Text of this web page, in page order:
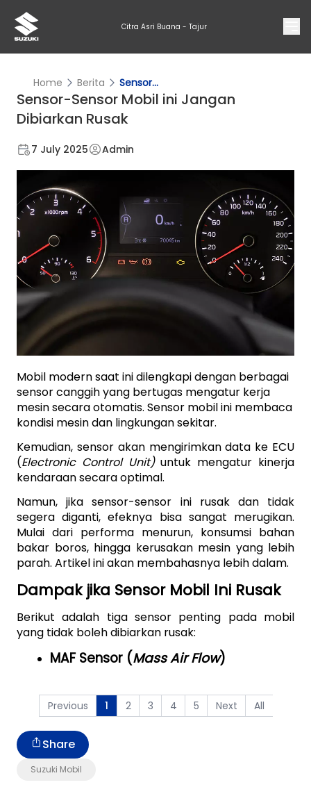
Citra Asri Buana - Tajur
Home Berita Sensor...
Sensor-Sensor Mobil ini Jangan
Dibiarkan Rusak
7 July 2025 Admin
Mobil modern saat ini dilengkapi dengan berbagai
sensor canggih yang bertugas mengatur kerja
mesin secara otomatis. Sensor mobil ini membaca
kondisi mesin dan lingkungan sekitar.
Kemudian, sensor akan mengirimkan data ke ECU
(Electronic Control Unit) untuk mengatur kinerja
kendaraan secara optimal.
Namun, jika sensor-sensor ini rusak dan tidak
segera diganti, efeknya bisa sangat merugikan.
Mulai dari performa menurun, konsumsi bahan
bakar boros, hingga kerusakan mesin yang lebih
parah. Artikel ini akan membahasnya lebih dalam.
Dampak jika Sensor Mobil Ini Rusak
Berikut adalah tiga sensor penting pada mobil
yang tidak boleh dibiarkan rusak:
MAF Sensor (Mass Air Flow)
Previous 1 2 3 4 5 Next All
Suzuki Mobil
Share